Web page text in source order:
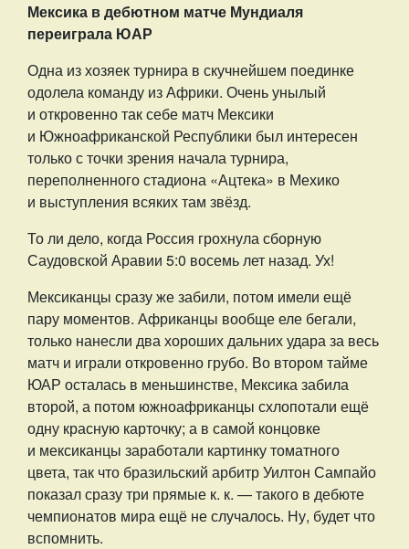
Мексика в дебютном матче Мундиаля
переиграла ЮАР
Одна из хозяек турнира в скучнейшем поединке
одолела команду из Африки. Очень унылый
и откровенно так себе матч Мексики
и Южноафриканской Республики был интересен
только с точки зрения начала турнира,
переполненного стадиона «Ацтека» в Мехико
и выступления всяких там звёзд.
То ли дело, когда Россия грохнула сборную
Саудовской Аравии 5:0 восемь лет назад. Ух!
Мексиканцы сразу же забили, потом имели ещё
пару моментов. Африканцы вообще еле бегали,
только нанесли два хороших дальних удара за весь
матч и играли откровенно грубо. Во втором тайме
ЮАР осталась в меньшинстве, Мексика забила
второй, а потом южноафриканцы схлопотали ещё
одну красную карточку; а в самой концовке
и мексиканцы заработали картинку томатного
цвета, так что бразильский арбитр Уилтон Сампайо
показал сразу три прямые к. к. — такого в дебюте
чемпионатов мира ещё не случалось. Ну, будет что
вспомнить.